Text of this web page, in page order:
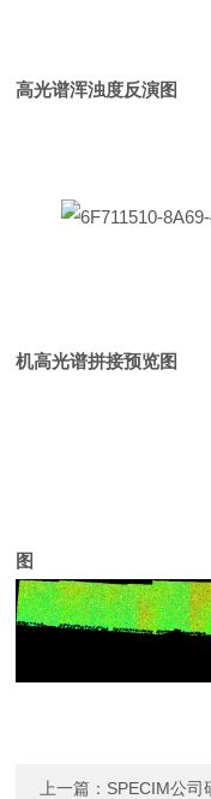
无
高光谱浑浊度反演图
机高光谱拼接预览图
图
上一篇： SPECIM公司